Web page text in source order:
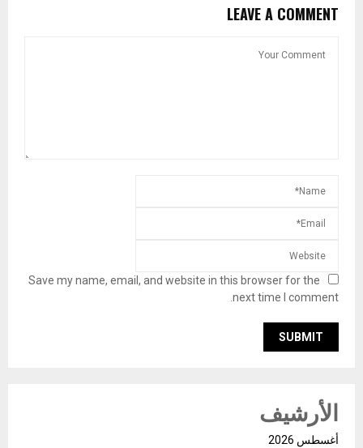
LEAVE A COMMENT
Save my name, email, and website in this browser for the
next time I comment.
الأرشيف
أغسطس 2026